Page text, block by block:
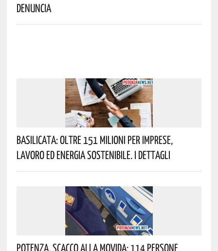
Denuncia
Basilicata: Oltre 151 Milioni Per Imprese,
Lavoro Ed Energia Sostenibile. I Dettagli
Potenza, Scacco Alla Movida: 114 Persone